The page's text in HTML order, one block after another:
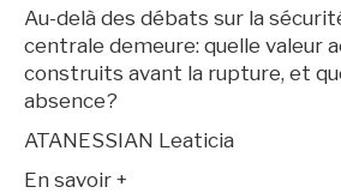
Au-delà des débats sur la
centrale demeure: quelle valeur
construits avant la rupture, et
absence?
ATANESSIAN Leaticia
En savoir +